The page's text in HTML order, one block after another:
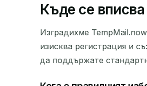
Къде се
Изградихме
изисква регистрация и
да поддържате